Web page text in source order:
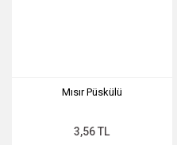
Mısır Püskülü
3,56 TL